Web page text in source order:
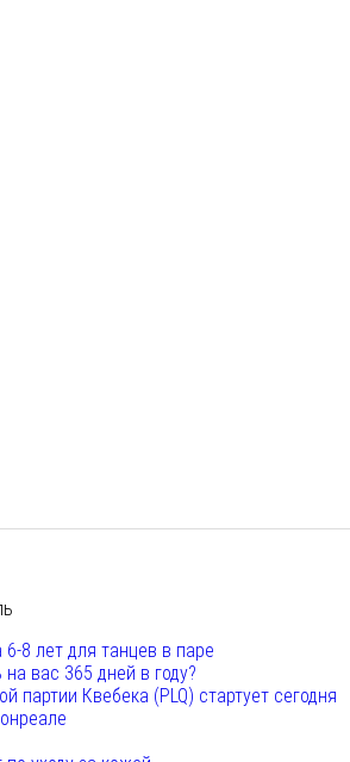
8 лет для танцев в паре
вас 365 дней в году?
партии Квебека (PLQ) стартует сегодня